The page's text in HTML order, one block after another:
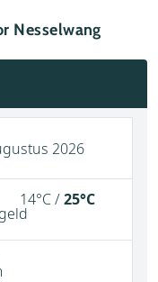
Nesselwang
2026
14°C /25°C